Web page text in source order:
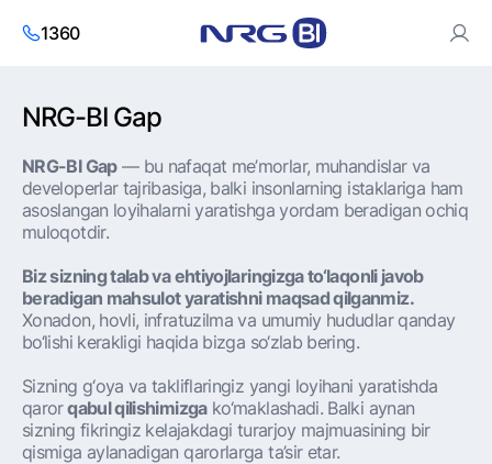
1360
NRG-BI Gap
NRG-BI Gap— bu nafaqat me’morlar, muhandislar va
developerlar tajribasiga, balki insonlarning istaklariga ham
asoslangan loyihalarni yaratishga yordam beradigan ochiq
muloqotdir.
Biz sizning talab va ehtiyojlaringizga to‘laqonli javob
beradigan mahsulot yaratishni maqsad qilganmiz.
Xonadon, hovli, infratuzilma va umumiy hududlar qanday
bo‘lishi kerakligi haqida bizga so‘zlab bering.
Sizning g‘oya va takliflaringiz yangi loyihani yaratishda
qarorqabul qilishimizgako‘maklashadi. Balki aynan
sizning fikringiz kelajakdagi turarjoy majmuasining bir
qismiga aylanadigan qarorlarga ta’sir etar.
Saytdan foydalanish orqali siz cookies va
Roziman